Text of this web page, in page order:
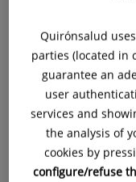
Quirónsalud
parties (located in
guarantee an
user
services and
the analysis of
cookies by
configure/refuse